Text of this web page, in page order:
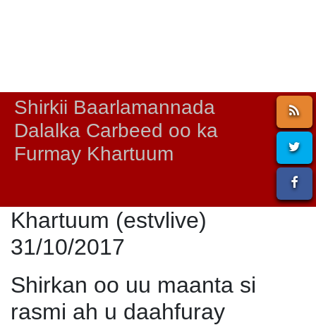
Shirkii Baarlamannada
Dalalka Carbeed oo ka
Furmay Khartuum
Khartuum (estvlive)
31/10/2017
Shirkan oo uu maanta si
rasmi ah u daahfuray